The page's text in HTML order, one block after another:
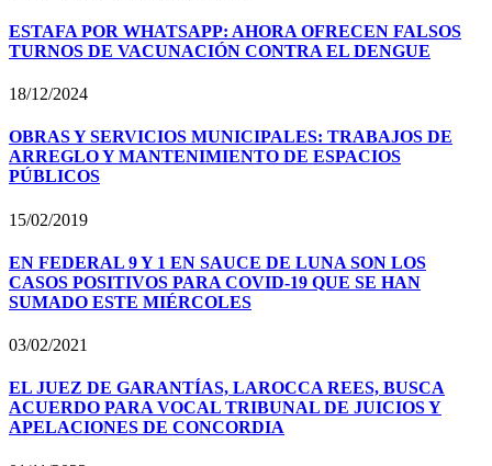
ESTAFA POR WHATSAPP: AHORA OFRECEN FALSOS
TURNOS DE VACUNACIÓN CONTRA EL DENGUE
18/12/2024
OBRAS Y SERVICIOS MUNICIPALES: TRABAJOS DE
ARREGLO Y MANTENIMIENTO DE ESPACIOS
PÚBLICOS
15/02/2019
EN FEDERAL 9 Y 1 EN SAUCE DE LUNA SON LOS
CASOS POSITIVOS PARA COVID-19 QUE SE HAN
SUMADO ESTE MIÉRCOLES
03/02/2021
EL JUEZ DE GARANTÍAS, LAROCCA REES, BUSCA
ACUERDO PARA VOCAL TRIBUNAL DE JUICIOS Y
APELACIONES DE CONCORDIA